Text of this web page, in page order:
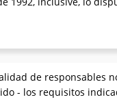
de responsables
- los requisitos